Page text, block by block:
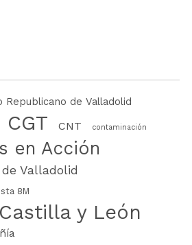
Republicano de Valladolid
CGT CNT contaminación
en Acción
Valladolid
8M
y León